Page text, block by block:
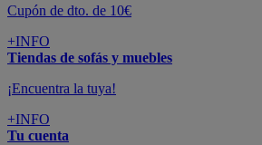
Cupón de dto. de 10€
+INFO
Tiendas de sofás y muebles
¡Encuentra la tuya!
+INFO
Tu cuenta